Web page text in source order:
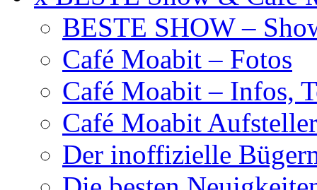
BESTE SHOW –
Café Moabit – Fotos
Café Moabit – Infos,
Café Moabit Aufsteller
Der inoffizielle